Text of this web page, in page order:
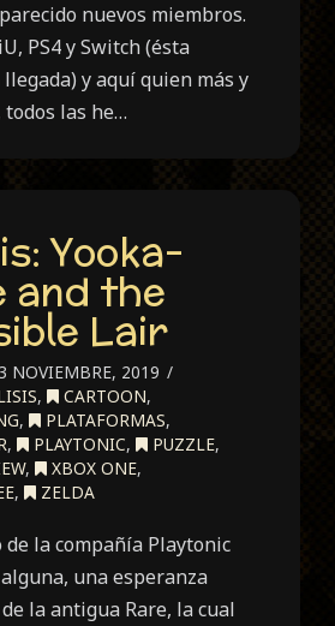
nuevos miembros.
PS4 y Switch (ésta
y aquí quien más y
las he…
Yooka-
and the
Lair
NOVIEMBRE, 2019
, CARTOON,
, PLATAFORMAS,
, PLAYTONIC, PUZZLE,
, XBOX ONE,
, ZELDA
de la compañía Playtonic
una esperanza
la antigua Rare, la cual